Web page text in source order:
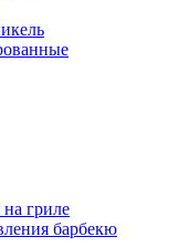
гриле
барбекю